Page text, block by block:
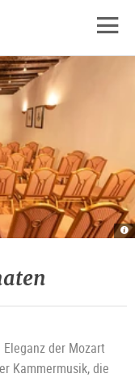
der Mozart
Kammermusik, die